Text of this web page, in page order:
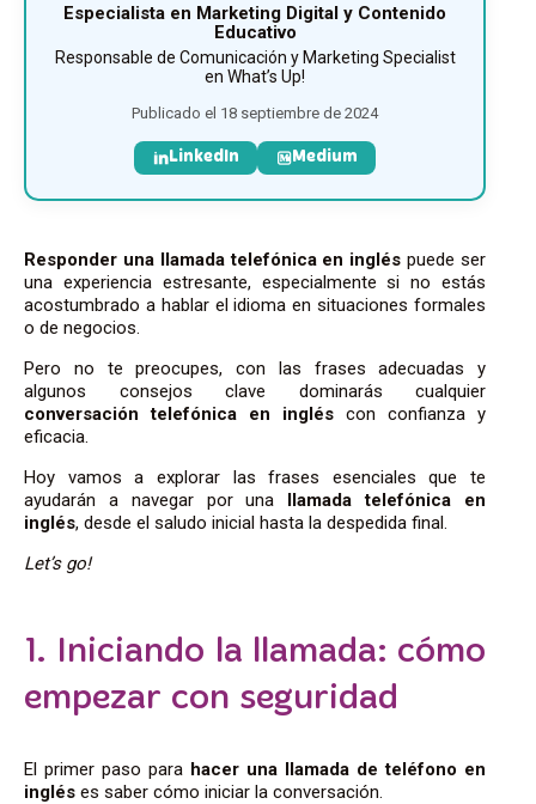
Especialista en Marketing Digital y Contenido
Educativo
Responsable de Comunicación y Marketing Specialist
en What’s Up!
Publicado el 18 septiembre de 2024
LinkedIn Medium
Responder una llamada telefónica en inglés puede ser
una experiencia estresante, especialmente si no estás
acostumbrado a hablar el idioma en situaciones formales
o de negocios.
Pero no te preocupes, con las frases adecuadas y
algunos consejos clave dominarás cualquier
conversación telefónica en inglés con confianza y
eficacia.
Hoy vamos a explorar las frases esenciales que te
ayudarán a navegar por una llamada telefónica en
inglés, desde el saludo inicial hasta la despedida final.
Let’s go!
1. Iniciando la llamada: cómo
empezar con seguridad
El primer paso para hacer una llamada de teléfono en
inglés es saber cómo iniciar la conversación.